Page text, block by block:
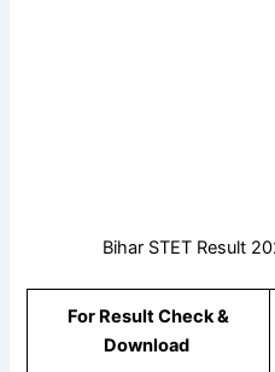
Bihar STET Result
For Result Check &
Download